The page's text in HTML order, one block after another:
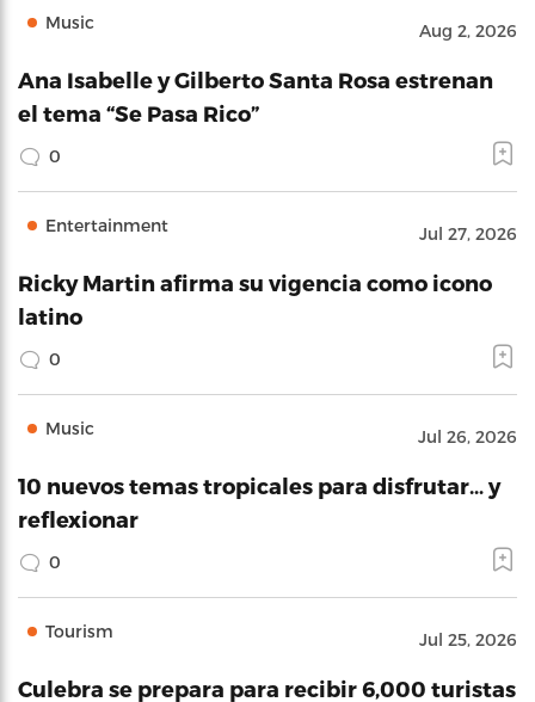
Music Aug 2, 2026
Ana Isabelle y Gilberto Santa Rosa estrenan
el tema “Se Pasa Rico”
0
Entertainment Jul 27, 2026
Ricky Martin afirma su vigencia como icono
latino
0
Music Jul 26, 2026
10 nuevos temas tropicales para disfrutar… y
reflexionar
0
Tourism Jul 25, 2026
Culebra se prepara para recibir 6,000 turistas